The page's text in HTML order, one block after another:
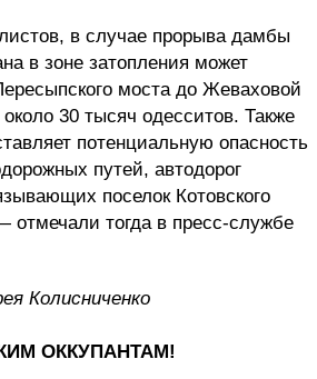
в случае прорыва дамбы
в зоне затопления может
моста до Жеваховой
30 тысяч одесситов. Также
потенциальную опасность
путей, автодорог
поселок Котовского
отмечали тогда в пресс-службе
Колисниченко
ОККУПАНТАМ!